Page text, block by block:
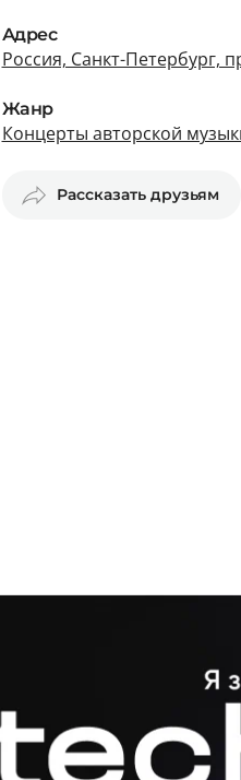
Адрес
Россия, Санкт-Петербург,
Жанр
Концерты авторской
Рассказать друзьям